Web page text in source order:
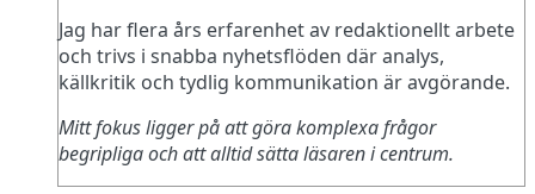
Jag har flera års erfarenhet av redaktionellt arbete
och trivs i snabba nyhetsflöden där analys,
källkritik och tydlig kommunikation är avgörande.
Mitt fokus ligger på att göra komplexa frågor
begripliga och att alltid sätta läsaren i centrum.